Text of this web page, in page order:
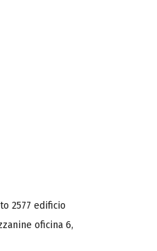
2577 edificio
oficina 6,